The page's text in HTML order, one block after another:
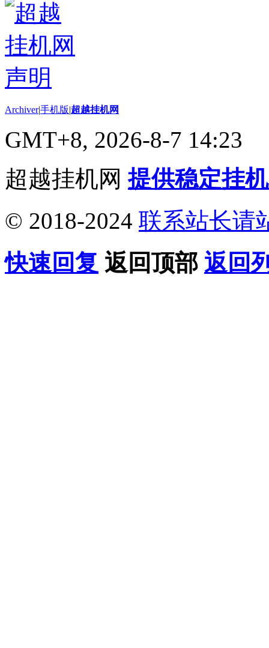
Archiver|手机版|超越挂机网
GMT+8, 2026-8-7 14:23
超越挂机网提供稳定挂
© 2018-2024 联系站长请
快速回复 返回顶部 返回